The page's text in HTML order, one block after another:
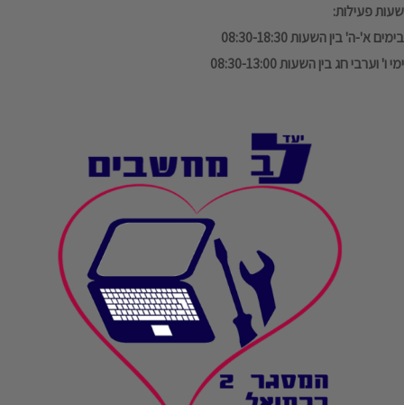
שעות פעילות:
בימים א'-ה' בין השעות 08:30-18:30
ימי ו' וערבי חג בין השעות 08:30-13:00